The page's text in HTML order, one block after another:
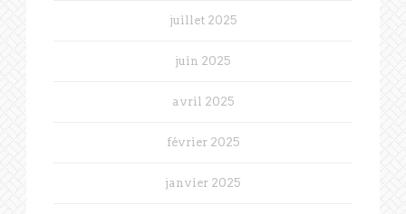
juillet 2025
juin 2025
avril 2025
février 2025
janvier 2025